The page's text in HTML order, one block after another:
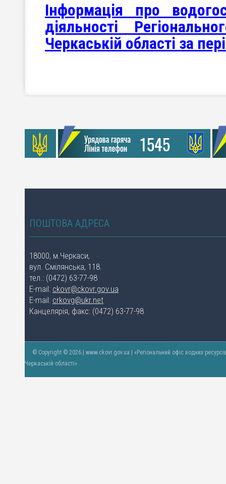
Інформація про
діяльності
Черкаській області за
ПОШТОВА АДРЕСА
18000, м.Черкаси,
вул. Смілянська, 118.
тел.: (0472) 63-77-98
E-mail: ckovr@ckovr.gov.ua
E-mail: crkovg@ukr.net
Канцелярія, факс: (0472) 63-77-98
© Copyright © 2026 | www.ckovr.gov.ua | «Регіональний офіс водних
Черкаській області»